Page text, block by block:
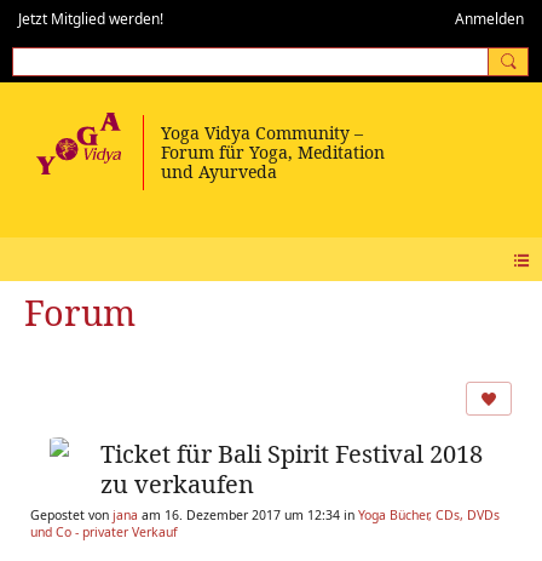
Jetzt Mitglied werden! Anmelden
Forum
Ticket für Bali Spirit Festival 2018
zu verkaufen
Gepostet von jana am 16. Dezember 2017 um 12:34 in Yoga Bücher, CDs, DVDs
und Co - privater Verkauf